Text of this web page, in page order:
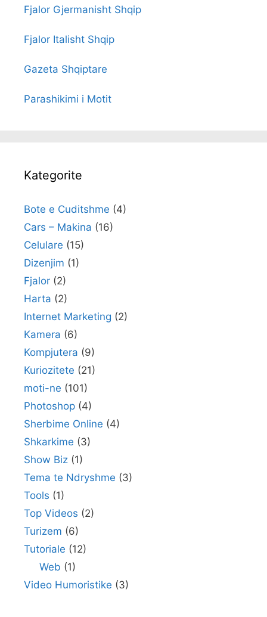
Fjalor Gjermanisht Shqip
Fjalor Italisht Shqip
Gazeta Shqiptare
Parashikimi i Motit
Kategorite
Bote e Cuditshme (4)
Cars – Makina (16)
Celulare (15)
Dizenjim (1)
Fjalor (2)
Harta (2)
Internet Marketing (2)
Kamera (6)
Kompjutera (9)
Kuriozitete (21)
moti-ne (101)
Photoshop (4)
Sherbime Online (4)
Shkarkime (3)
Show Biz (1)
Tema te Ndryshme (3)
Tools (1)
Top Videos (2)
Turizem (6)
Tutoriale (12)
Web (1)
Video Humoristike (3)